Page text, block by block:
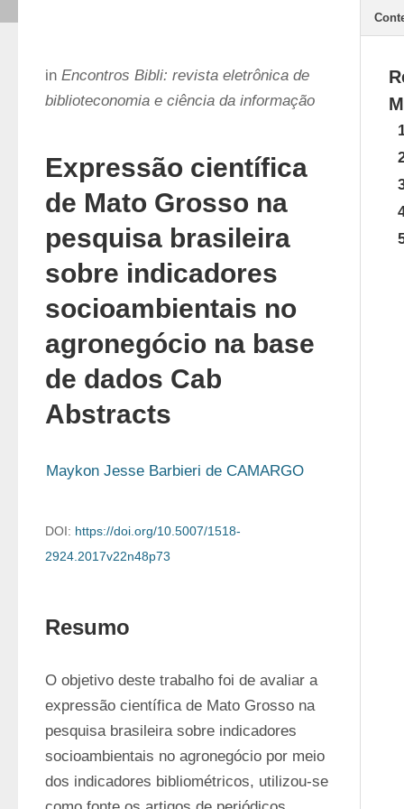
in Encontros Bibli: revista eletrônica de
biblioteconomia e ciência da informação
Expressão científica
de Mato Grosso na
pesquisa brasileira
sobre indicadores
socioambientais no
agronegócio na base
de dados Cab
Abstracts
Maykon Jesse Barbieri de CAMARGO
DOI: https://doi.org/10.5007/1518-
2924.2017v22n48p73
Resumo
O objetivo deste trabalho foi de avaliar a
expressão científica de Mato Grosso na
pesquisa brasileira sobre indicadores
socioambientais no agronegócio por meio
dos indicadores bibliométricos, utilizou-se